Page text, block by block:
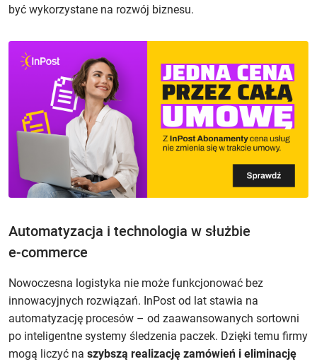
być wykorzystane na rozwój biznesu.
Automatyzacja i technologia w służbie
e‑commerce
Nowoczesna logistyka nie może funkcjonować bez
innowacyjnych rozwiązań. InPost od lat stawia na
automatyzację procesów – od zaawansowanych sortowni
po inteligentne systemy śledzenia paczek. Dzięki temu firmy
mogą liczyć na szybszą realizację zamówień i eliminację